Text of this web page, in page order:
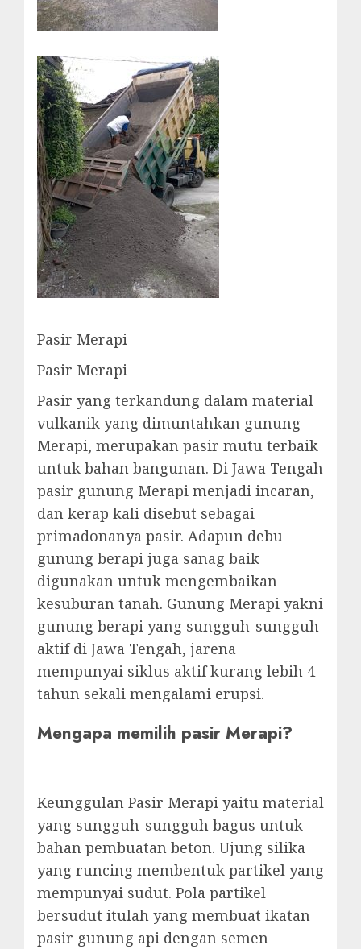
Pasir Merapi
Pasir Merapi
Pasir yang terkandung dalam material
vulkanik yang dimuntahkan gunung
Merapi, merupakan pasir mutu terbaik
untuk bahan bangunan. Di Jawa Tengah
pasir gunung Merapi menjadi incaran,
dan kerap kali disebut sebagai
primadonanya pasir. Adapun debu
gunung berapi juga sanag baik
digunakan untuk mengembaikan
kesuburan tanah. Gunung Merapi yakni
gunung berapi yang sungguh-sungguh
aktif di Jawa Tengah, jarena
mempunyai siklus aktif kurang lebih 4
tahun sekali mengalami erupsi.
Mengapa memilih pasir Merapi?
Keunggulan Pasir Merapi yaitu material
yang sungguh-sungguh bagus untuk
bahan pembuatan beton. Ujung silika
yang runcing membentuk partikel yang
mempunyai sudut. Pola partikel
bersudut itulah yang membuat ikatan
pasir gunung api dengan semen